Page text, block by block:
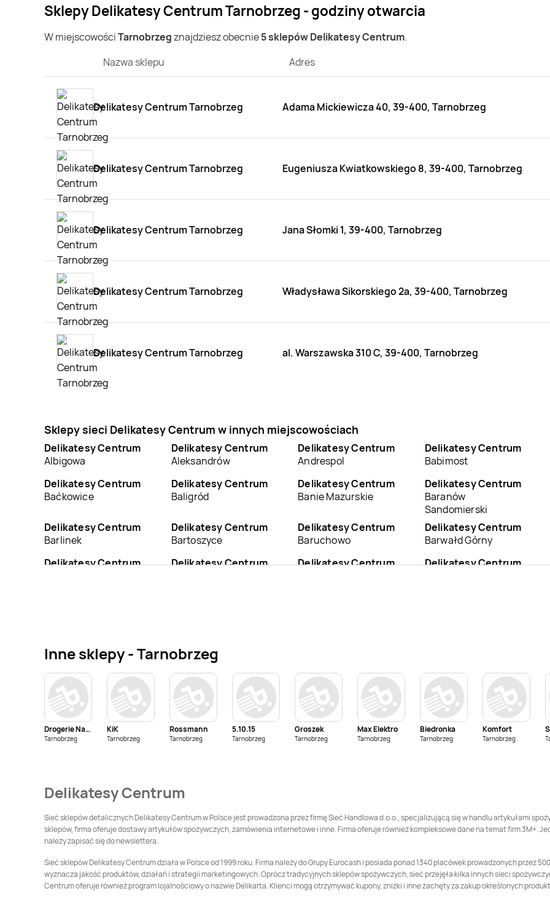
Sklepy Delikatesy Centrum Tarnobrzeg - godziny otwarcia
W miejscowościTarnobrzegznajdziesz obecnie5 sklepów Delikatesy Centrum.
Nazwa sklepu
Adres
Delikatesy Centrum Tarnobrzeg Adama Mickiewicza 40, 39-400, Tarnobrzeg
Delikatesy Centrum Tarnobrzeg Eugeniusza Kwiatkowskiego 8, 39-400, Tarnobrzeg
Delikatesy Centrum Tarnobrzeg Jana Słomki 1, 39-400, Tarnobrzeg
Delikatesy Centrum Tarnobrzeg Władysława Sikorskiego 2a, 39-400, Tarnobrzeg
Delikatesy Centrum Tarnobrzeg al. Warszawska 310 C, 39-400, Tarnobrzeg
Sklepy sieci Delikatesy Centrum w innych miejscowościach
Delikatesy Centrum
Albigowa
Delikatesy Centrum
Aleksandrów
Delikatesy Centrum
Andrespol
Delikatesy Centrum
Babimost
Delikatesy Centrum
Baćkowice
Delikatesy Centrum
Baligród
Delikatesy Centrum
Banie Mazurskie
Delikatesy Centrum
Baranów
Sandomierski
Delikatesy Centrum
Barlinek
Delikatesy Centrum
Bartoszyce
Delikatesy Centrum
Baruchowo
Delikatesy Centrum
Barwałd Górny
Delikatesy Centrum
Delikatesy Centrum
Delikatesy Centrum
Delikatesy Centrum
Bielawa
Bielawy
Delikatesy Centrum
Bieruń
Delikatesy Centrum
Bierutów
Delikatesy Centrum
Biłgoraj
Delikatesy Centrum
Bircza
Delikatesy Centrum
Błaszki
Delikatesy Centrum
Błażowa
Delikatesy Centrum
Błotnica Strzelecka
Delikatesy Centrum
Bobowa
Delikatesy Centrum
Delikatesy Centrum
Delikatesy Centrum
Delikatesy Centrum
Boguchwała
Boguszów-Gorce
Delikatesy Centrum
Bolimów
Delikatesy Centrum
Bolszewo
Delikatesy Centrum
Borek Stary
Delikatesy Centrum
Borkowice
Delikatesy Centrum
Borzęcin
Borzytuchom
Bralin
Brąszewice
Delikatesy Centrum
Delikatesy Centrum
Delikatesy Centrum
Delikatesy Centrum
Inne sklepy - Tarnobrzeg
Drogerie Natura
Tarnobrzeg
KiK
Tarnobrzeg
Rossmann
Tarnobrzeg
5.10.15
Tarnobrzeg
Groszek
Tarnobrzeg
Max Elektro
Tarnobrzeg
Biedronka
Tarnobrzeg
Komfort
Tarnobrzeg
Delikatesy Centrum
Sieć sklepów detalicznych Delikatesy Centrum w Polsce jest prowadzona przez firmę Sieć Handlowa d.o.o., specjalizującą się w handlu artykułami
sklepów, firma oferuje dostawy artykułów spożywczych, zamówienia internetowe i inne. Firma oferuje również kompleksowe dane na temat firm 3M+.
należy zapisać się do newslettera.
Sieć sklepów Delikatesy Centrum działa w Polsce od 1999 roku. Firma należy do Grupy Eurocash i posiada ponad 1340 placówek prowadzonych przez
wyznacza jakość produktów, działań i strategii marketingowych. Oprócz tradycyjnych sklepów spożywczych, sieć przejęła kilka innych sieci
Centrum oferuje również program lojalnościowy o nazwie Delikarta. Klienci mogą otrzymywać kupony, zniżki i inne zachęty za zakup określonych